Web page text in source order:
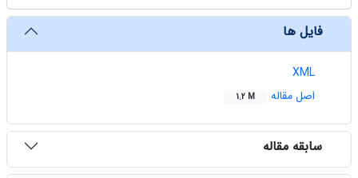
فایل ها
XML
اصل مقاله
1.2 M
سابقه مقاله